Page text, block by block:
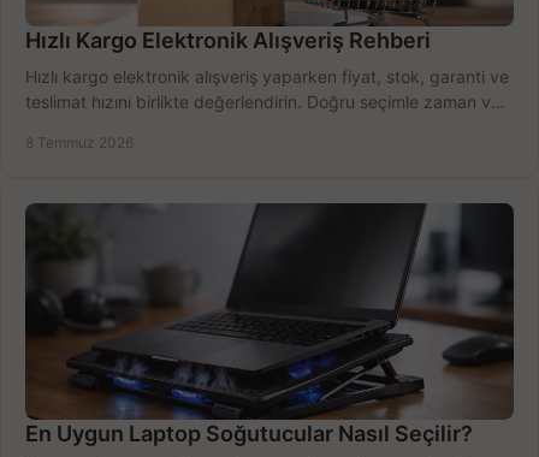
Hızlı Kargo Elektronik Alışveriş Rehberi
Hızlı kargo elektronik alışveriş yaparken fiyat, stok, garanti ve
teslimat hızını birlikte değerlendirin. Doğru seçimle zaman ve
8 Temmuz 2026
En Uygun Laptop Soğutucular Nasıl Seçilir?